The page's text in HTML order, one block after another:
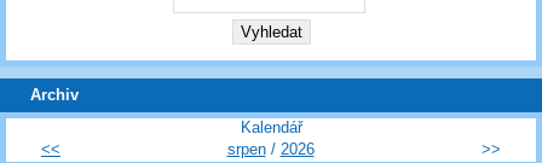
Archiv
Kalendář
<<
srpen/ 2026 >>